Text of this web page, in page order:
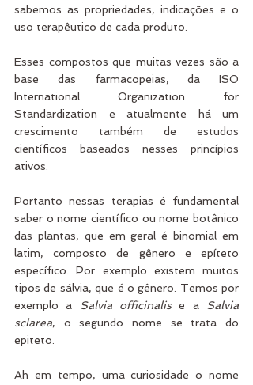
sabemos as propriedades, indicações e o
uso terapêutico de cada produto.
Esses compostos que muitas vezes são a
base das farmacopeias, da ISO
International Organization for
Standardization e atualmente há um
crescimento também de estudos
científicos baseados nesses princípios
ativos.
Portanto nessas terapias é fundamental
saber o nome científico ou nome botânico
das plantas, que em geral é binomial em
latim, composto de gênero e epíteto
específico. Por exemplo existem muitos
tipos de sálvia, que é o gênero. Temos por
exemplo a Salvia officinalis e a Salvia
sclarea, o segundo nome se trata do
epiteto.
Ah em tempo, uma curiosidade o nome